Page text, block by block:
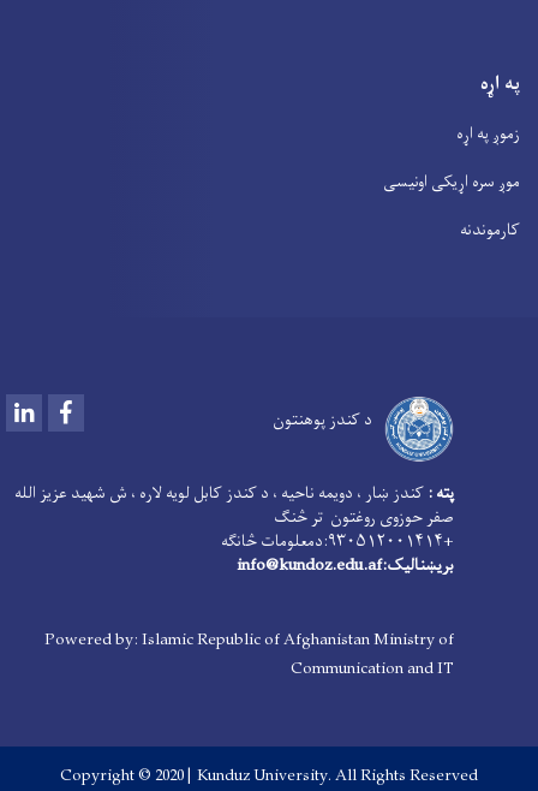
په اړه
زموږ په اړه
موږ سره اړیکی اونیسی
کارموندنه
د کندز پوهنتون LinkedIn
پته : کندز ښار ، دویمه ناحیه ، د کندز کابل لویه لاره ، ش شهید عزیز الله
صفر حوزوی روغتون تر څنګ
+۹۳۰۵۱۲۰۰۱۴۱۴:دمعلومات څانګه
بریښنالیک:info@kundoz.edu.af
Powered by: Islamic Republic of Afghanistan Ministry of
Communication and IT
Copyright © 2020 | Kunduz University. All Rights Reserved